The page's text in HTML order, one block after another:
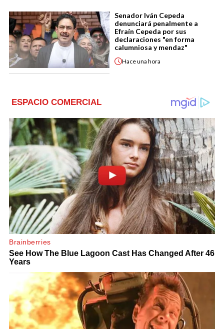
Senador Iván Cepeda
denunciará penalmente a
Efraín Cepeda por sus
declaraciones "en forma
calumniosa y mendaz"
Haceuna hora